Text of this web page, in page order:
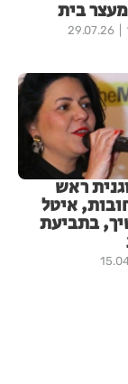
בית
29.07.26
ראש
איטל
בתביעת